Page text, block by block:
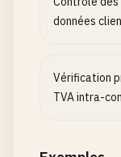
données
Vérification
TVA intra-